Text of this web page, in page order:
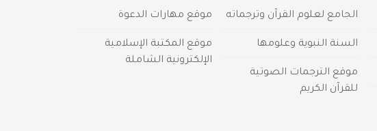
الجامع لعلوم القرآن وترجماته
السنة النبوية وعلومها
موقع الترجمات الصوتية
للقرآن الكريم
موقع مهارات الدعوة
موقع المكتبة الإسلامية
الإلكترونية الشاملة